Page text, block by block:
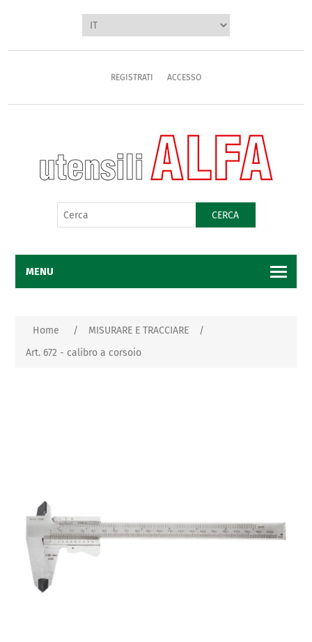
REGISTRATI ACCESSO
CERCA
MENU
Home / MISURARE E TRACCIARE
/
Art. 672 - calibro a corsoio